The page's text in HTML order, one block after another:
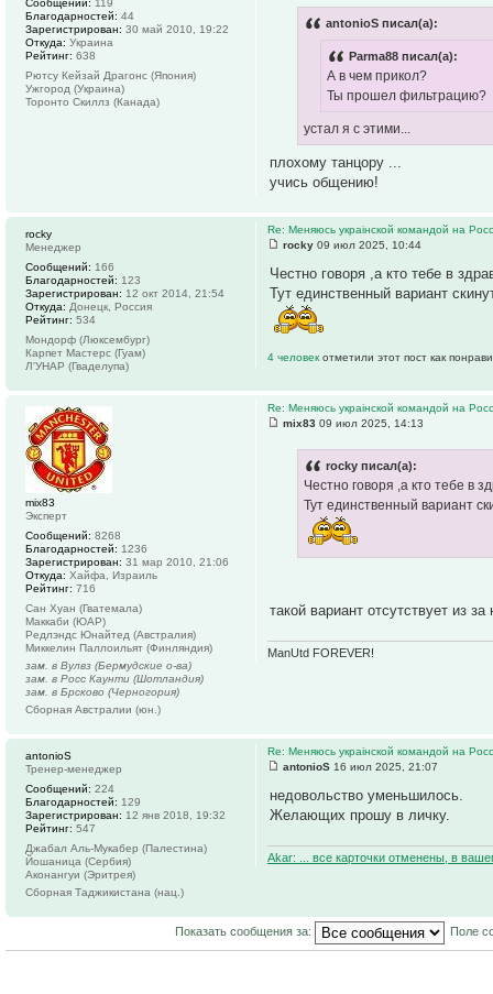
antonioS писал(а):
Parma88 писал(а):
А в чем прикол?
Ты прошел фильтрацию?
устал я с этими...
плохому танцору ...
учись общению!
Сообщений: 119
Благодарностей: 44
Зарегистрирован: 30 май 2010, 19:22
Откуда: Украина
Рейтинг: 638
Рютсу Кейзай Драгонс (Япония)
Ужгород (Украина)
Торонто Скиллз (Канада)
Re: Меняюсь украiнской командой на
rocky 09 июл 2025, 10:44
Честно говоря ,а кто тебе в
Тут единственный вариант
4 человек отметили этот пост как
rocky
Менеджер
Сообщений: 166
Благодарностей: 123
Зарегистрирован: 12 окт 2014, 21:54
Откуда: Донецк, Россия
Рейтинг: 534
Мондорф (Люксембург)
Карпет Мастерс (Гуам)
Л'УНАР (Гваделупа)
Re: Меняюсь украiнской командой на
mix83 09 июл 2025, 14:13
rocky писал(а):
Честно говоря ,а кто тебе в
Тут единственный вариант
такой вариант отсутствует из
ManUtd FOREVER!
mix83
Эксперт
Сообщений: 8268
Благодарностей: 1236
Зарегистрирован: 31 мар 2010, 21:06
Откуда: Хайфа, Израиль
Рейтинг: 716
Сан Хуан (Гватемала)
Маккаби (ЮАР)
Редлэндс Юнайтед (Австралия)
Миккелин Паллоильят (Финляндия)
зам. в Вулвз (Бермудские о-ва)
зам. в Росс Каунти (Шотландия)
зам. в Брсково (Черногория)
Сборная Австралии (юн.)
Re: Меняюсь украiнской командой на
antonioS 16 июл 2025, 21:07
недовольство уменьшилось.
Желающих прошу в личку.
Akar: ... все карточки отменены, в
antonioS
Тренер-менеджер
Сообщений: 224
Благодарностей: 129
Зарегистрирован: 12 янв 2018, 19:32
Рейтинг: 547
Джабал Аль-Мукабер (Палестина)
Йошаница (Сербия)
Аконангуи (Эритрея)
Сборная Таджикистана (нац.)
Показать сообщения за: Поле